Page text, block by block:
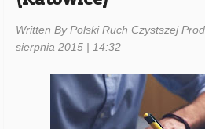
Written By Polski Ruch Czystszej
sierpnia 2015 | 14:32